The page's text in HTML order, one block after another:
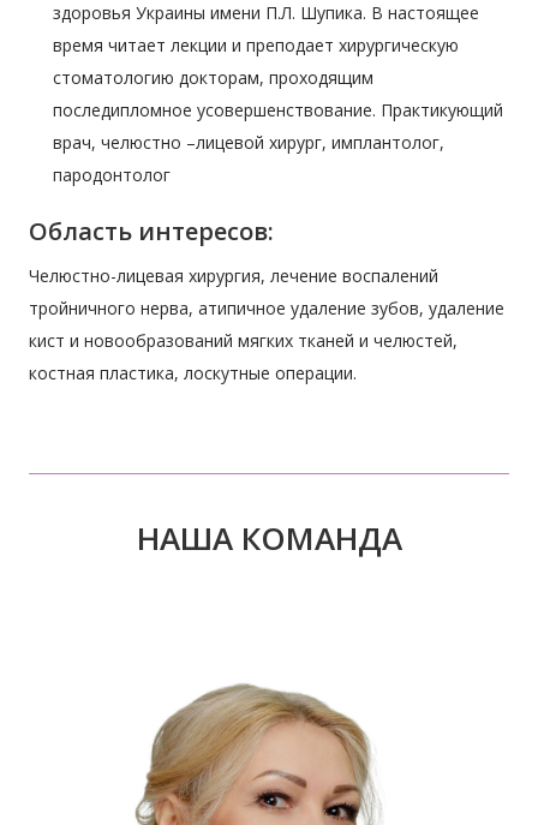
здоровья Украины имени П.Л. Шупика. В настоящее
время читает лекции и преподает хирургическую
стоматологию докторам, проходящим
последипломное усовершенствование. Практикующий
врач, челюстно –лицевой хирург, имплантолог,
пародонтолог
Область интересов:
Челюстно-лицевая хирургия, лечение воспалений
тройничного нерва, атипичное удаление зубов, удаление
кист и новообразований мягких тканей и челюстей,
костная пластика, лоскутные операции.
НАША КОМАНДА